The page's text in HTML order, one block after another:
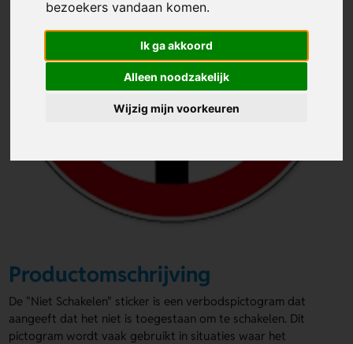
bezoekers vandaan komen.
Ik ga akkoord
Alleen noodzakelijk
Wijzig mijn voorkeuren
Productomschrijving
De "Niet Schakelen" sticker is een verbodspictogram dat
aangeeft dat het niet is toegestaan om te schakelen. Dit
pictogram wordt vaak gebruikt in situaties waar het